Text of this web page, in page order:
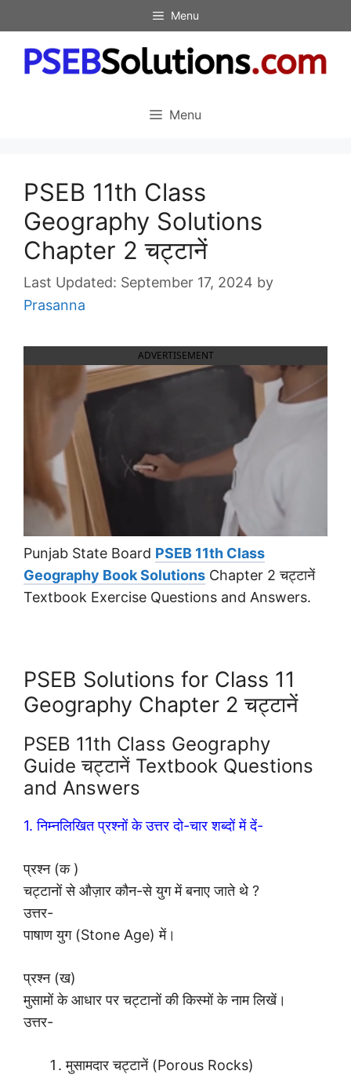
to
content
Menu
Menu
PSEB 11th Class
Geography Solutions
Chapter 2 चट्टानें
September 17, 2024 by
Prasanna
ADVERTISEMENT
Punjab State Board PSEB 11th Class
Geography Book Solutions Chapter 2 चट्टानें
Textbook Exercise Questions and Answers.
PSEB Solutions for Class 11
Geography Chapter 2 चट्टानें
PSEB 11th Class Geography
Guide चट्टानें Textbook Questions
and Answers
1. निम्नलिखित प्रश्नों के उत्तर दो-चार शब्दों में दें-
प्रश्न (क )
चट्टानों से औज़ार कौन-से युग में बनाए जाते थे ?
उत्तर-
पाषाण युग (Stone Age) में।
प्रश्न (ख)
मुसामों के आधार पर चट्टानों की किस्मों के नाम लिखें।
उत्तर-
मुसामदार चट्टानें (Porous Rocks)